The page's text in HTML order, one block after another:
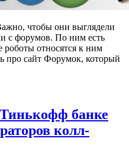
чтобы они выглядели
с форумов. По ним есть
относятся к ним
про сайт Форумок, который
банке
колл-